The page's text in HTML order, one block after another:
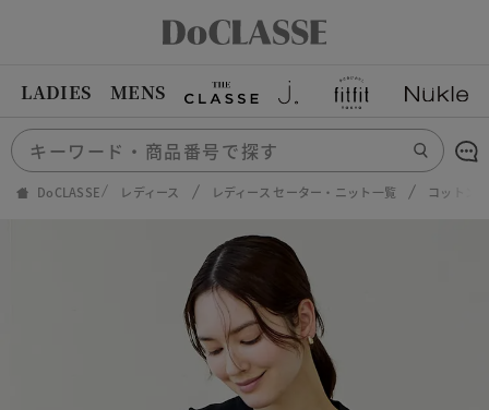
LADIES MENS
DoCLASSE レディース レディース セーター・ニット一覧 コットン